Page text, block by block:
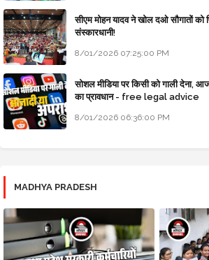
सीएम मोहन यादव ने खोल दओ सौगातों को
संस्कारधानी!
8/01/2026 07:25:00 PM
सोशल मीडिया पर किसी को गाली देना,
का प्रावधान - free legal advice
8/01/2026 06:36:00 PM
MADHYA PRADESH